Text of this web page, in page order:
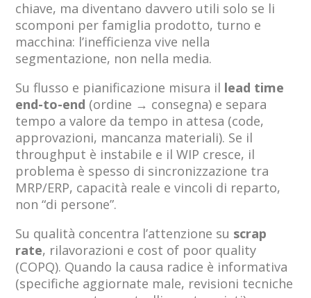
chiave, ma diventano davvero utili solo se li
scomponi per famiglia prodotto, turno e
macchina: l’inefficienza vive nella
segmentazione, non nella media.
Su flusso e pianificazione misura il lead time
end-to-end (ordine → consegna) e separa
tempo a valore da tempo in attesa (code,
approvazioni, mancanza materiali). Se il
throughput è instabile e il WIP cresce, il
problema è spesso di sincronizzazione tra
MRP/ERP, capacità reale e vincoli di reparto,
non “di persone”.
Su qualità concentra l’attenzione su scrap
rate, rilavorazioni e cost of poor quality
(COPQ). Quando la causa radice è informativa
(specifiche aggiornate male, revisioni tecniche